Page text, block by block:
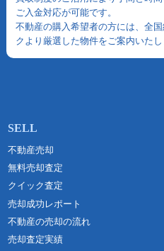
ご入金対応が可能です。
不動産の購入希望者の方には、全
クより厳選した物件をご案内いたし
不動産売却
無料売却査定
クイック査定
売却成功レポート
不動産の売却の流れ
売却査定実績